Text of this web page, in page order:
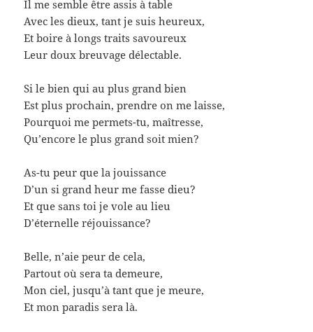
Il me semble être assis à table
Avec les dieux, tant je suis heureux,
Et boire à longs traits savoureux
Leur doux breuvage délectable.
Si le bien qui au plus grand bien
Est plus prochain, prendre on me laisse,
Pourquoi me permets-tu, maîtresse,
Qu’encore le plus grand soit mien?
As-tu peur que la jouissance
D’un si grand heur me fasse dieu?
Et que sans toi je vole au lieu
D’éternelle réjouissance?
Belle, n’aie peur de cela,
Partout où sera ta demeure,
Mon ciel, jusqu’à tant que je meure,
Et mon paradis sera là.